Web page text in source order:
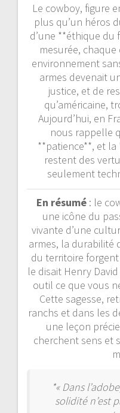
Le cowboy, figure
plus qu’un héros
d’une **éthique du
mesurée,
environnement
armes devenait
justice, et de
qu’américaine,
Aujourd’hui, en
nous rappelle
**patience**, et la
restent des
seulement
En résumé: le
une icône du
vivante d’une
armes, la durabilité
du territoire
le disait Henry
outil ce que vous
Cette sagesse,
ranchs et dans les
une leçon
cherchent sens et
*« Dans
solidité n’est